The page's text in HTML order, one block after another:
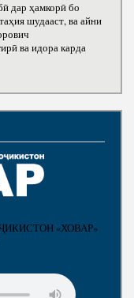
дар ҳамкорӣ бо
шудааст, ва айни
ва идора карда
«ХОВАР»